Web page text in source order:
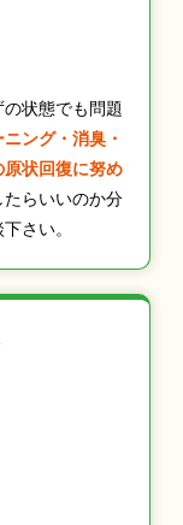
状態でも問題
ング・消臭・
状回復に努め
たらいいのか分
さい。